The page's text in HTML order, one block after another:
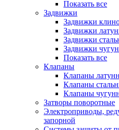
Показать все
Задвижки
Задвижки
Задвижки
Задвижки
Задвижки
Показать все
Клапаны
Клапаны
Клапаны
Клапаны
Затворы поворотные
Электроприводы,
запорной